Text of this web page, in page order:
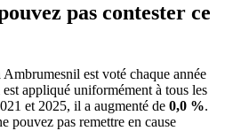
pas contester ce
Ambrumesnil est voté chaque année
appliqué uniformément à tous les
et 2025, il a augmenté de 0,0 %.
pouvez pas remettre en cause